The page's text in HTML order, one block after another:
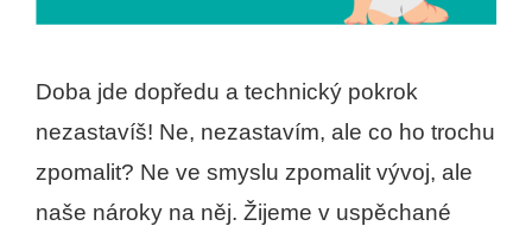
Doba jde dopředu a technický pokrok
nezastavíš! Ne, nezastavím, ale co ho trochu
zpomalit? Ne ve smyslu zpomalit vývoj, ale
naše nároky na něj. Žijeme v uspěchané